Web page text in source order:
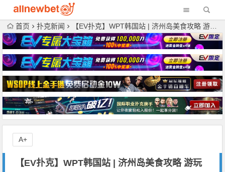
首页 扑克新闻 【EV扑克】​WPT韩国站 | 济州岛美食攻略 游玩攻略大汇总！一定要收藏好啊！
【EV扑克】​WPT韩国站 | 济州岛美食攻略 游玩
A+